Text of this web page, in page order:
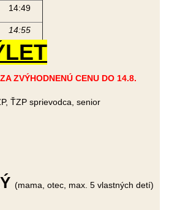
14:49
14:55
ZVÝHODNENÚ CENU DO 14.8.
ŤZP sprievodca, senior
(mama, otec, max. 5 vlastných detí)